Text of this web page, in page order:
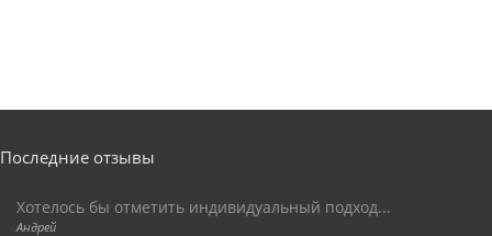
Последние отзывы
Хотелось бы отметить индивидуальный подход...
Андрей